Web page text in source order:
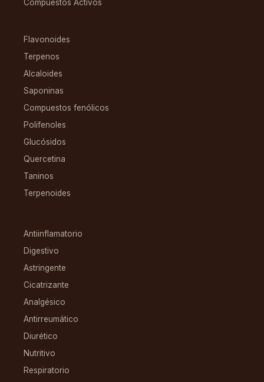
Compuestos Activos
Flavonoides
Terpenos
Alcaloides
Saponinas
Compuestos fenólicos
Polifenoles
Glucósidos
Quercetina
Taninos
Terpenoides
Antiinflamatorio
Digestivo
Astringente
Cicatrizante
Analgésico
Antirreumático
Diurético
Nutritivo
Respiratorio